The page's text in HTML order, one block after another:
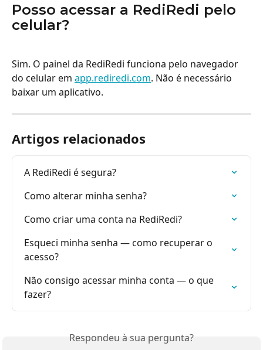
Posso acessar a RediRedi pelo
celular?
Sim. O painel da RediRedi funciona pelo navegador
do celular em app.rediredi.com. Não é necessário
baixar um aplicativo.
Artigos relacionados
A RediRedi é segura?
Como alterar minha senha?
Como criar uma conta na RediRedi?
Esqueci minha senha — como recuperar o
acesso?
Não consigo acessar minha conta — o que
fazer?
Respondeu à sua pergunta?